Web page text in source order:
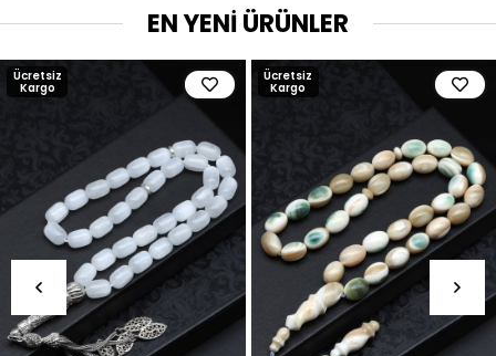
EN YENİ ÜRÜNLER
Ücretsiz
Kargo
Ücretsiz
Kargo